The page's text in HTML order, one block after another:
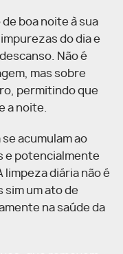
de boa noite à sua
do dia e
Não é
mas sobre
permitindo que
a noite.
acumulam ao
e potencialmente
limpeza diária não é
sim um ato de
na saúde da